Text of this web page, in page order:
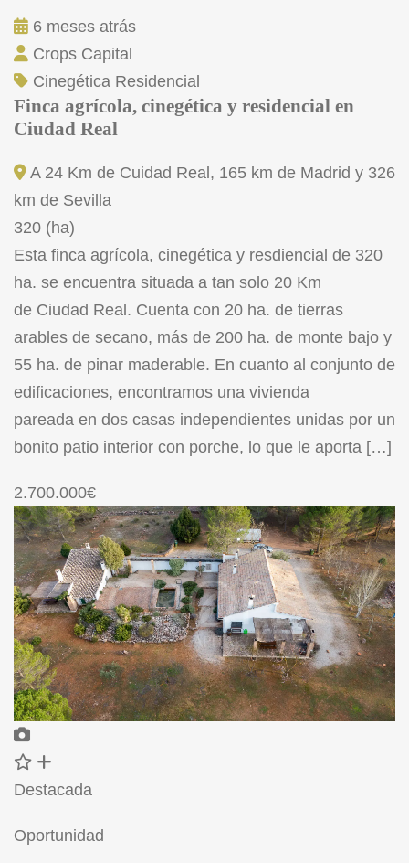
6 meses atrás
Crops Capital
Cinegética Residencial
Finca agrícola, cinegética y residencial en
Ciudad Real
A 24 Km de Cuidad Real, 165 km de Madrid y 326
km de Sevilla
320 (ha)
Esta finca agrícola, cinegética y resdiencial de 320
ha. se encuentra situada a tan solo 20 Km
de Ciudad Real. Cuenta con 20 ha. de tierras
arables de secano, más de 200 ha. de monte bajo y
55 ha. de pinar maderable. En cuanto al conjunto de
edificaciones, encontramos una vivienda
pareada en dos casas independientes unidas por un
bonito patio interior con porche, lo que le aporta […]
2.700.000€
Destacada
Oportunidad